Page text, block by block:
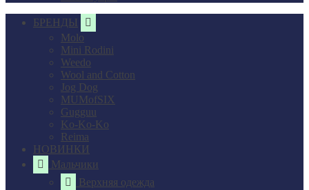
БРЕНДЫ
Molo
Mini Rodini
Weedo
Wool and Cotton
Jog Dog
MUMofSIX
Gugguu
Ko-Ko-Ko
Reima
НОВИНКИ
Мальчики
Верхняя одежда